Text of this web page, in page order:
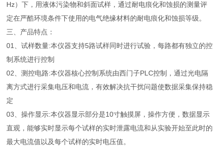
Hz）下，用液体污染物和斜面试样，通过耐电痕化和蚀损的测量评
定在严酷环境条件下使用的电气绝缘材料的耐电痕化和蚀损等级。
三、产品特点：
01、试样数量:本仪器支持5路试样同时进行试验，每路都有独立的控
制系统进行控制
02、测控电路:本仪器核心控制系统由西门子PLC控制，通过光电隔
离方式进行采集电压和电流，有效解决抗干扰问题使数据采集保持稳
定
03、操作显示:本仪器显示部分是10寸触摸屏，操作方便，数据显示
直观，能够实时显示每个试样的实时泄露电流和从实验开始至此时的
最大电流值以及每个试样的实时电压值。